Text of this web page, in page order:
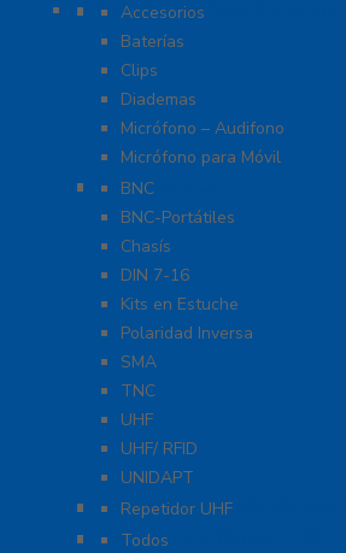
Accesorios Para Motorola
Accesorios
Baterías
Clips
Diademas
Micrófono – Audifono
Micrófono para Móvil
Adaptadores
BNC
BNC-Portátiles
Chasís
DIN 7-16
Kits en Estuche
Polaridad Inversa
SMA
TNC
UHF
UHF/ RFID
UNIDAPT
Repetidores para
Repetidor UHF
Radio Sobre Celular PoC
Todos